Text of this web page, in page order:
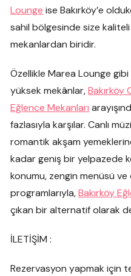
Lounge ise Bakırköy’e
sahil bölgesinde size
mekanlardan biridir.
Özellikle Marea Lounge
yüksek mekânlar,Bakırköy
Eğlence Mekanları
fazlasıyla karşılar. Canlı
romantik akşam
kadar geniş bir yelpazede
konumu, zengin menüsü ve
programlarıyla,Bakırköy
çıkan bir alternatif olarak
İLETİŞİM :
Rezervasyon yapmak için